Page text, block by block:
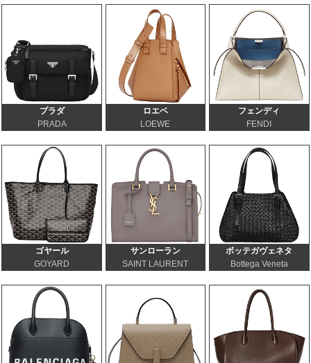
プラダ
PRADA
ロエベ
LOEWE
フェンディ
FENDI
ゴヤール
GOYARD
サンローラン
SAINT LAURENT
ボッテガヴェネタ
Bottega Veneta